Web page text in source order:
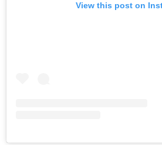
View this post on